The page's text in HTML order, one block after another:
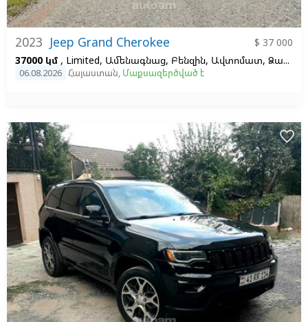
2023 Jeep Grand Cherokee
$ 37 000
37000 կմ , Limited, Ամենագնաց, Բենզին, Ավտոմատ, Ձախ,
06.08.2026 Հայաստան, Մաքսազերծված է
favorite_border